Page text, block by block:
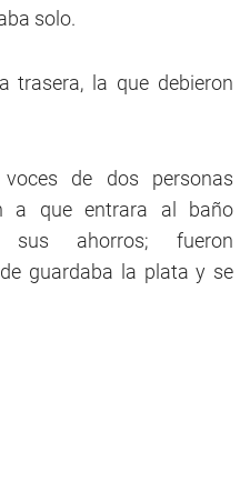
solo.
trasera, la que debieron
de dos personas
a que entrara al baño
ahorros; fueron
guardaba la plata y se